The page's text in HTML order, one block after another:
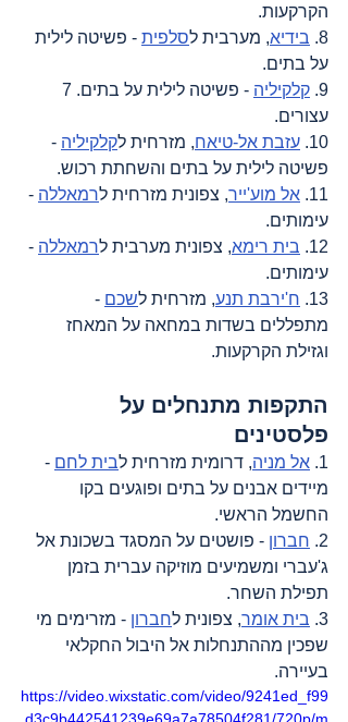
הקרקעות.
8. בידיא, מערבית לסלפית - פשיטה לילית
על בתים.
9. קלקיליה
עצורים.
10. עזבת אל-טיאח, מזרחית לקלקיליה -
פשיטה לילית על בתים והשחתת רכוש.
11. אל מוע'ייר, צפונית מזרחית לרמאללה -
עימותים.
12. בית רימא, צפונית מערבית לרמאללה -
עימותים.
13. ח'ירבת תנע, מזרחית לשכם -
מתפללים בשדות במחאה על המאחז
וגזילת הקרקעות.
התקפות מתנחלים על
פלסטינים
1. אל מניה, דרומית מזרחית לבית לחם -
מיידים אבנים על בתים ופוגעים בקו
החשמל הראשי.
2. חברון - פושטים על המסגד בשכונת אל
ג'עברי ומשמיעים מוזיקה עברית בזמן
תפילת השחר.
3. בית אומר, צפונית לחברון - מזרימים מי
שפכין מההתנחלות אל היבול החקלאי
בעיירה.
https://video.wixstatic.com/video/9241ed_f99